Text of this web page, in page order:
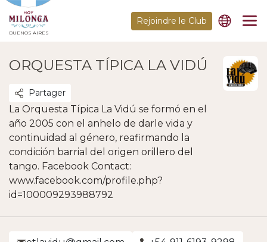
BUENOS AIRES
Rejoindre le Club
ORQUESTA TÍPICA LA VIDÚ
Partager
La Orquesta Típica La Vidú se formó en el
año 2005 con el anhelo de darle vida y
continuidad al género, reafirmando la
condición barrial del origen orillero del
tango. Facebook Contact:
www.facebook.com/profile.php?
id=100009293988792